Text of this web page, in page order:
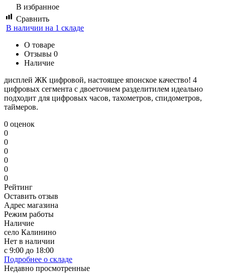
В избранное
Сравнить
В наличии на 1 складе
О товаре
Отзывы 0
Наличие
дисплей ЖК цифровой, настоящее японское качество! 4
цифровых сегмента с двоеточием разделитилем идеально
подходит для цифровых часов, тахометров, спидометров,
таймеров.
0 оценок
0
0
0
0
0
0
Рейтинг
Оставить отзыв
Адрес магазина
Режим работы
Наличие
село Калинино
Нет в наличии
с 9:00 до 18:00
Подробнее о складе
Недавно просмотренные